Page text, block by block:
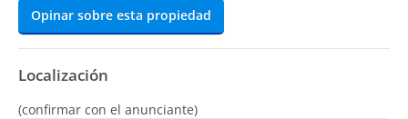
Opinar sobre esta propiedad
Localización
(confirmar con el anunciante)